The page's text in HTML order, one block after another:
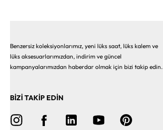
Benzersiz koleksiyonlarımız, yeni lüks saat, lüks kalem ve
lüks aksesuarlarımızdan, indirim ve güncel
kampanyalarımızdan haberdar olmak için bizi takip edin.
BİZİ TAKİP EDİN